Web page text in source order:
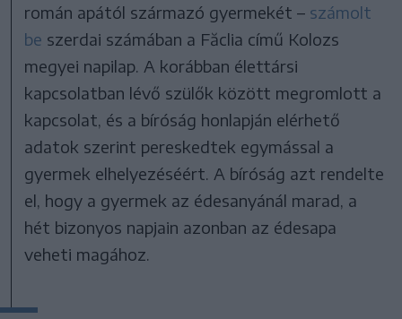
román apától származó gyermekét – számolt
be szerdai számában a Făclia című Kolozs
megyei napilap. A korábban élettársi
kapcsolatban lévő szülők között megromlott a
kapcsolat, és a bíróság honlapján elérhető
adatok szerint pereskedtek egymással a
gyermek elhelyezéséért. A bíróság azt rendelte
el, hogy a gyermek az édesanyánál marad, a
hét bizonyos napjain azonban az édesapa
veheti magához.